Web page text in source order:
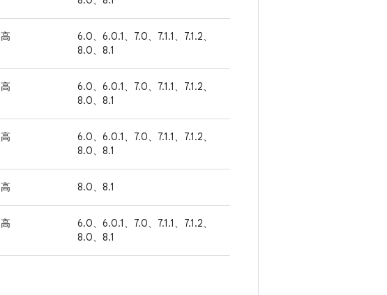
高
6.0、6.0.1、7.0、7.1.1、7.1.2、
8.0、8.1
高
6.0、6.0.1、7.0、7.1.1、7.1.2、
8.0、8.1
高
6.0、6.0.1、7.0、7.1.1、7.1.2、
8.0、8.1
高 8.0、8.1
高
6.0、6.0.1、7.0、7.1.1、7.1.2、
8.0、8.1